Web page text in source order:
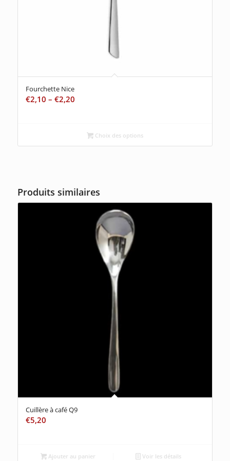
Fourchette Nice
€2,10 – €2,20
Choix des options
Produits similaires
Cuillère à café Q9
€5,20
Ajouter au panier Voir les détails